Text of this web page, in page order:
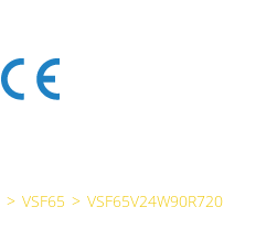
> VSF65 > VSF65V24W90R720